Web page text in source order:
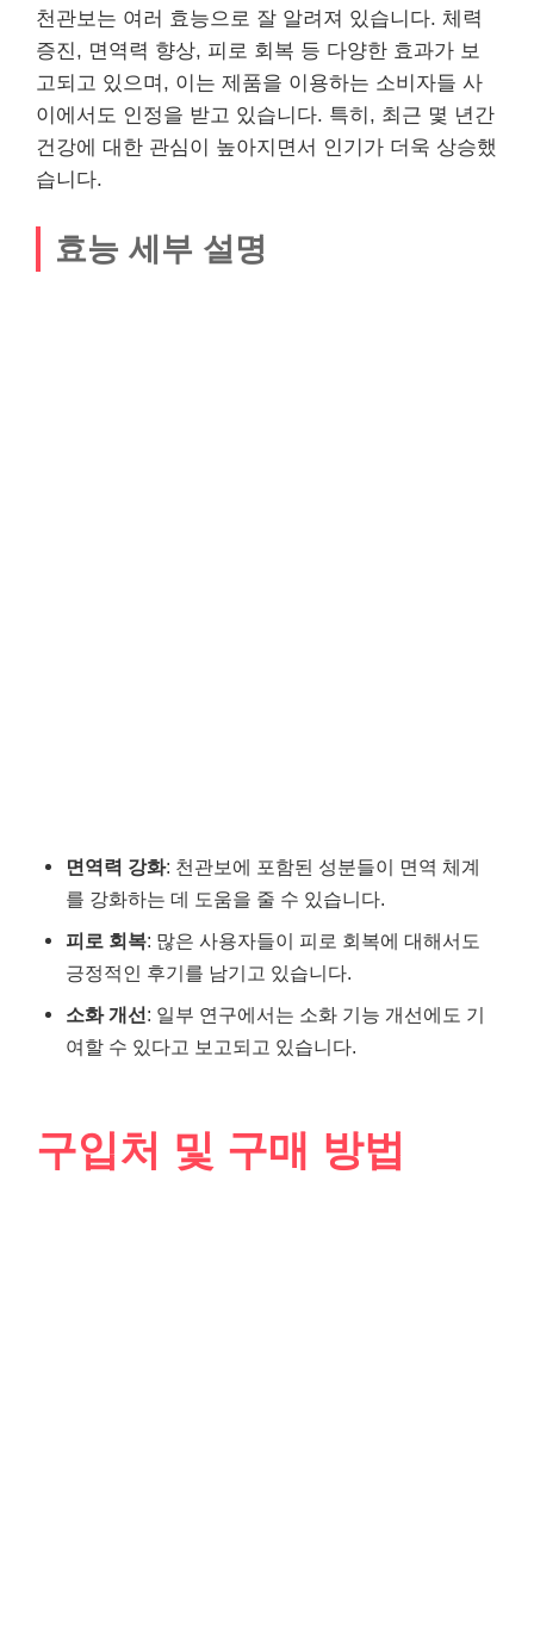
천관보는 여러 효능으로 잘 알려져 있습니다. 체력
증진, 면역력 향상, 피로 회복 등 다양한 효과가 보
고되고 있으며, 이는 제품을 이용하는 소비자들 사
이에서도 인정을 받고 있습니다. 특히, 최근 몇 년간
건강에 대한 관심이 높아지면서 인기가 더욱 상승했
습니다.
효능 세부 설명
면역력 강화: 천관보에 포함된 성분들이 면역 체계
를 강화하는 데 도움을 줄 수 있습니다.
피로 회복: 많은 사용자들이 피로 회복에 대해서도
긍정적인 후기를 남기고 있습니다.
소화 개선: 일부 연구에서는 소화 기능 개선에도 기
여할 수 있다고 보고되고 있습니다.
구입처 및 구매 방법